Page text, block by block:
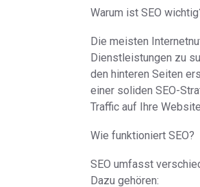
Warum ist SEO
Die meisten
Dienstleistungen zu
den hinteren Seiten
einer soliden SEO-
Traffic auf Ihre
Wie funktioniert SEO?
SEO umfasst
Dazu gehören: